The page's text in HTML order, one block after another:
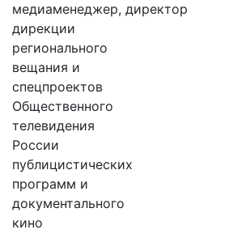
медиаменеджер, директор
дирекции
регионального
вещания и
спецпроектов
Общественного
телевидения
России
публицистических
программ и
документального
кино